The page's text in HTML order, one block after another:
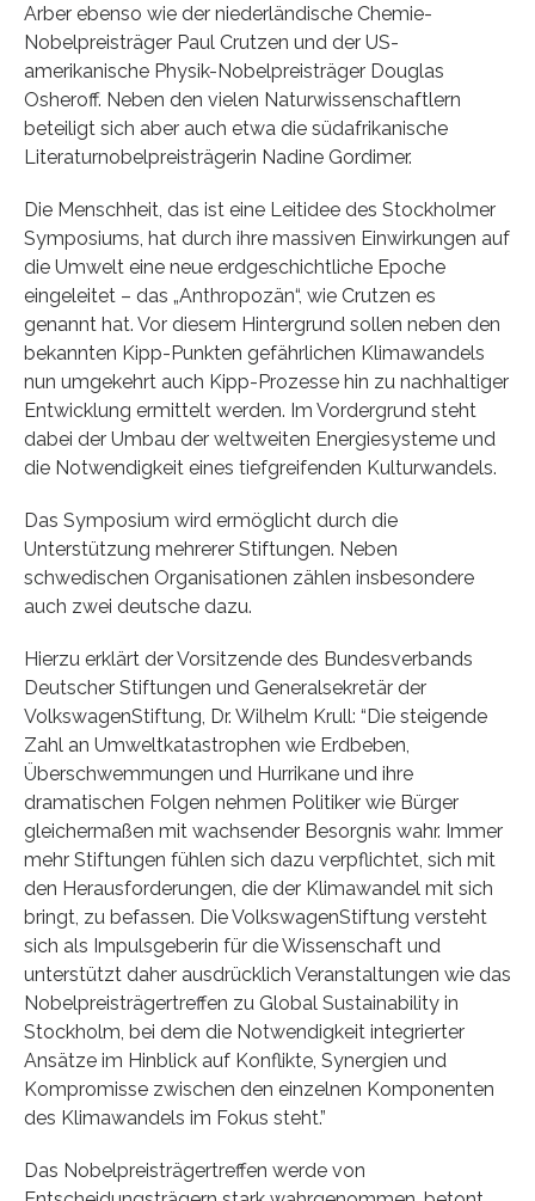
Arber ebenso wie der niederländische Chemie-
Nobelpreisträger Paul Crutzen und der US-
amerikanische Physik-Nobelpreisträger Douglas
Osheroff. Neben den vielen Naturwissenschaftlern
beteiligt sich aber auch etwa die südafrikanische
Literaturnobelpreisträgerin Nadine Gordimer.
Die Menschheit, das ist eine Leitidee des Stockholmer
Symposiums, hat durch ihre massiven Einwirkungen auf
die Umwelt eine neue erdgeschichtliche Epoche
eingeleitet – das „Anthropozän“, wie Crutzen es
genannt hat. Vor diesem Hintergrund sollen neben den
bekannten Kipp-Punkten gefährlichen Klimawandels
nun umgekehrt auch Kipp-Prozesse hin zu nachhaltiger
Entwicklung ermittelt werden. Im Vordergrund steht
dabei der Umbau der weltweiten Energiesysteme und
die Notwendigkeit eines tiefgreifenden Kulturwandels.
Das Symposium wird ermöglicht durch die
Unterstützung mehrerer Stiftungen. Neben
schwedischen Organisationen zählen insbesondere
auch zwei deutsche dazu.
Hierzu erklärt der Vorsitzende des Bundesverbands
Deutscher Stiftungen und Generalsekretär der
VolkswagenStiftung, Dr. Wilhelm Krull: “Die steigende
Zahl an Umweltkatastrophen wie Erdbeben,
Überschwemmungen und Hurrikane und ihre
dramatischen Folgen nehmen Politiker wie Bürger
gleichermaßen mit wachsender Besorgnis wahr. Immer
mehr Stiftungen fühlen sich dazu verpflichtet, sich mit
den Herausforderungen, die der Klimawandel mit sich
bringt, zu befassen. Die VolkswagenStiftung versteht
sich als Impulsgeberin für die Wissenschaft und
unterstützt daher ausdrücklich Veranstaltungen wie das
Nobelpreisträgertreffen zu Global Sustainability in
Stockholm, bei dem die Notwendigkeit integrierter
Ansätze im Hinblick auf Konflikte, Synergien und
Kompromisse zwischen den einzelnen Komponenten
des Klimawandels im Fokus steht.”
Das Nobelpreisträgertreffen werde von